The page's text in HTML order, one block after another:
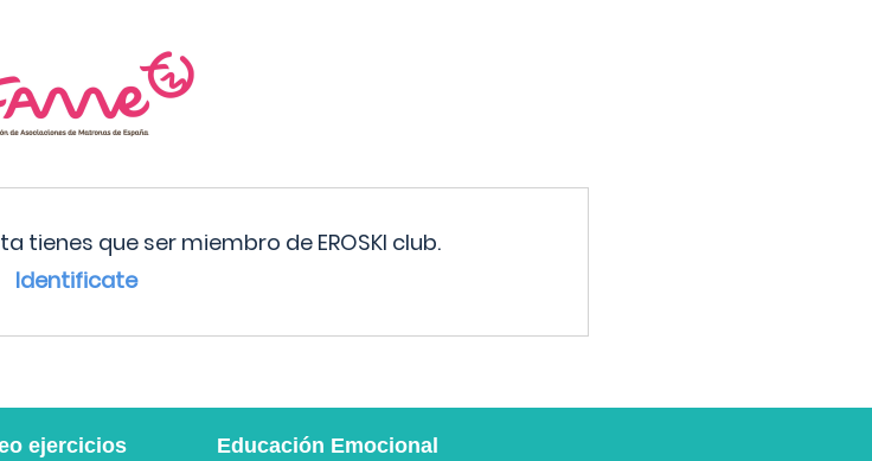
tienes que ser miembro de EROSKI club.
Identificate
ejercicios Educación Emocional